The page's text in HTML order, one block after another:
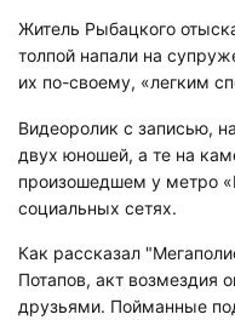
Житель Рыбацкого
толпой напали на
их по-своему, «легким
Видеоролик с записью,
двух юношей, а те на
произошедшем у метро
социальных сетях.
Как рассказал
Потапов, акт возмездия
друзьями. Пойманные